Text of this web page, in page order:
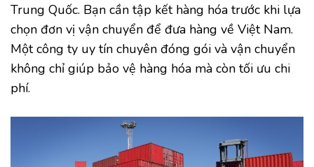
Trung Quốc. Bạn cần tập kết hàng hóa trước khi lựa
chọn đơn vị vận chuyển để đưa hàng về Việt Nam.
Một công ty uy tín chuyên đóng gói và vận chuyển
không chỉ giúp bảo vệ hàng hóa mà còn tối ưu chi
phí.